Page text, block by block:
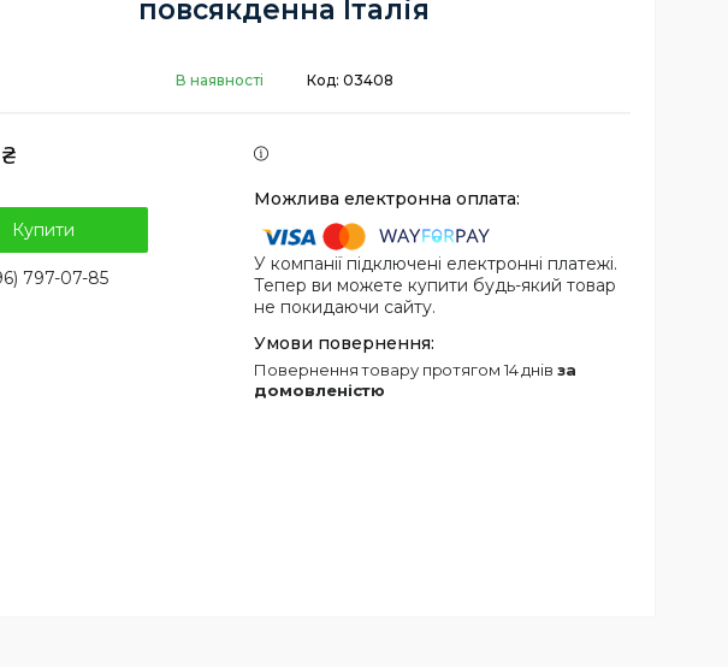
повсякденна Італія
В наявності Код: 03408
Купити
797-07-85
У компанії підключені електронні платежі.
Тепер ви можете купити будь-який товар
не покидаючи сайту.
повернення товару протягом 14 днів за
домовленістю